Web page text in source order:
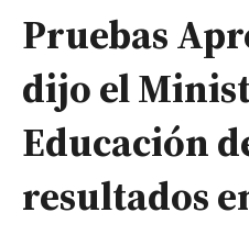
Pruebas
dijo el
Educación
resultados